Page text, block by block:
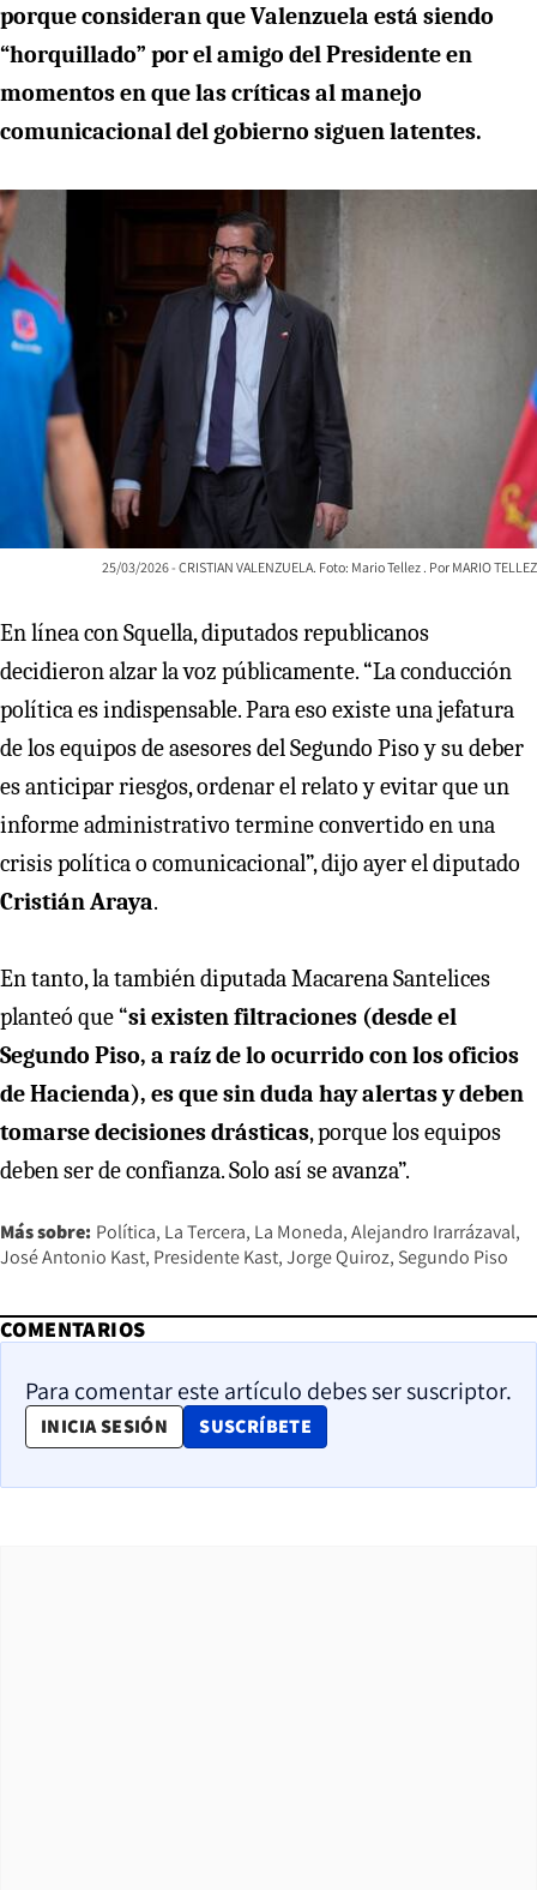
porque consideran que Valenzuela está siendo
“horquillado” por el amigo del Presidente en
momentos en que las críticas al manejo
comunicacional del gobierno siguen latentes.
25/03/2026 - CRISTIAN VALENZUELA. Foto: Mario Tellez MARIO TELLEZ
En línea con Squella, diputados republicanos
decidieron alzar la voz públicamente. “La conducción
política es indispensable. Para eso existe una jefatura
de los equipos de asesores del Segundo Piso y su deber
es anticipar riesgos, ordenar el relato y evitar que un
informe administrativo termine convertido en una
crisis política o comunicacional”, dijo ayer el diputado
Cristián Araya.
En tanto, la también diputada Macarena Santelices
planteó que “si existen filtraciones (desde el
Segundo Piso, a raíz de lo ocurrido con los oficios
de Hacienda), es que sin duda hay alertas y deben
tomarse decisiones drásticas, porque los equipos
deben ser de confianza. Solo así se avanza”.
Más sobre: Política La Tercera La Moneda Alejandro Irarrázaval
José Antonio Kast Presidente Kast Jorge Quiroz Segundo Piso
COMENTARIOS
Para comentar este artículo debes ser suscriptor.
INICIA SESIÓN SUSCRÍBETE
OPENS IN NEW WINDOW